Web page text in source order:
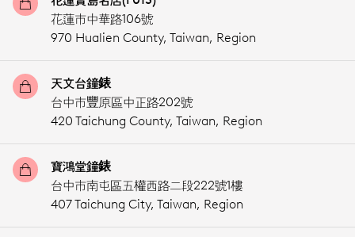
花蓮市中華路106號
970 Hualien County, Taiwan, Region
天文台鐘錶
台中市豐原區中正路202號
420 Taichung County, Taiwan, Region
寶鴻堂鐘錶
台中市南屯區五權西路二段222號1樓
407 Taichung City, Taiwan, Region